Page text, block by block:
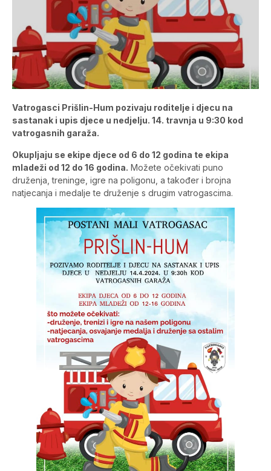
Vatrogasci Prišlin-Hum pozivaju roditelje i djecu na
sastanak i upis djece u nedjelju. 14. travnja u 9:30 kod
vatrogasnih garaža.
Okupljaju se ekipe djece od 6 do 12 godina te ekipa
mladeži od 12 do 16 godina. Možete očekivati puno
druženja, treninge, igre na poligonu, a također i brojna
natjecanja i medalje te druženje s drugim vatrogascima.